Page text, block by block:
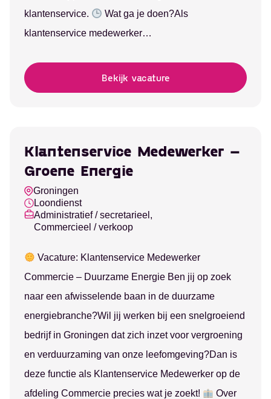
klantenservice.
Wat ga je doen?Als
klantenservice medewerker…
Bekijk vacature
Klantenservice Medewerker –
Groene Energie
Groningen
Loondienst
Administratief / secretarieel,
Commercieel / verkoop
Vacature: Klantenservice Medewerker
Commercie – Duurzame Energie Ben jij op zoek
naar een afwisselende baan in de duurzame
energiebranche?Wil jij werken bij een snelgroeiend
bedrijf in Groningen dat zich inzet voor vergroening
en verduurzaming van onze leefomgeving?Dan is
deze functie als Klantenservice Medewerker op de
afdeling Commercie precies wat je zoekt!
Over